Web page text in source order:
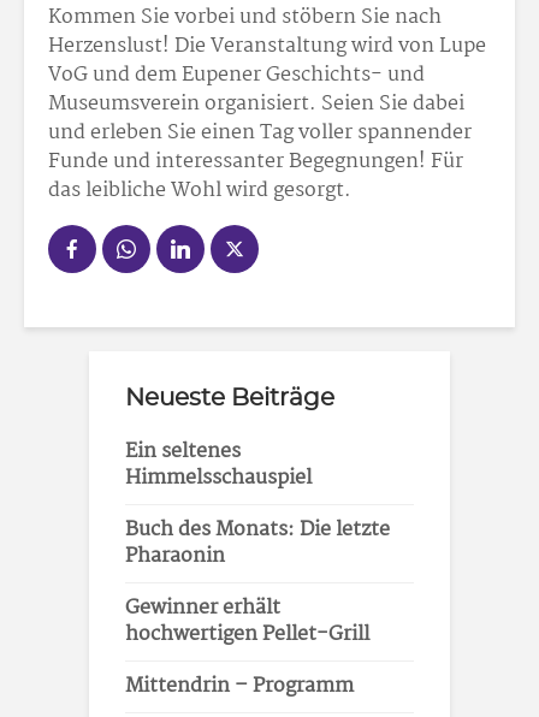
Kommen Sie vorbei und stöbern Sie nach
Herzenslust! Die Veranstaltung wird von Lupe
VoG und dem Eupener Geschichts- und
Museumsverein organisiert. Seien Sie dabei
und erleben Sie einen Tag voller spannender
Funde und interessanter Begegnungen! Für
das leibliche Wohl wird gesorgt.
Neueste Beiträge
Ein seltenes
Himmelsschauspiel
Buch des Monats: Die letzte
Pharaonin
Gewinner erhält
hochwertigen Pellet-Grill
Mittendrin – Programm